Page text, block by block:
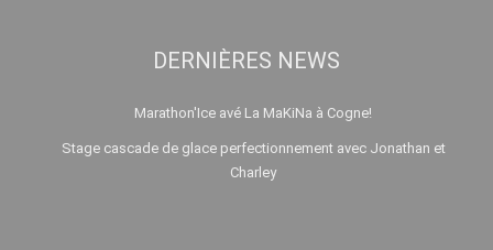
DERNIÈRES NEWS
Marathon'Ice avé La MaKiNa à Cogne!
Stage cascade de glace perfectionnement avec Jonathan et
Charley